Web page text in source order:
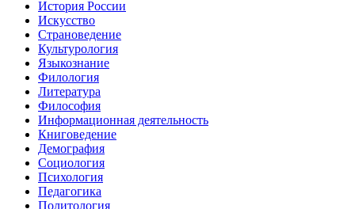
История России
Искусство
Страноведение
Культурология
Языкознание
Филология
Литература
Философия
Информационная деятельность
Книговедение
Демография
Социология
Психология
Педагогика
Политология